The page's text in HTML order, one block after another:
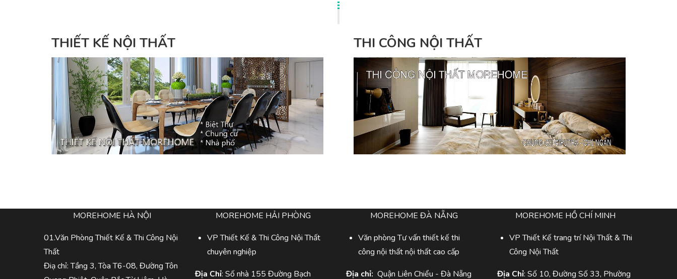
THIẾT KẾ NỘI THẤT THI CÔNG NỘI THẤT
MOREHOME HÀ NỘI
01.Văn Phòng Thiết Kế & Thi Công Nội
Thất
Điạ chỉ: Tầng 3, Tòa T6-08, Đường Tôn
MOREHOME HẢI PHÒNG
VP Thiết Kế & Thi Công Nội Thất
chuyên nghiệp
Địa Chỉ: Số nhà 155 Đường Bạch
MOREHOME ĐÀ NẴNG
Văn phòng Tư vấn thiết kế thi
công nội thất nội thất cao cấp
Địa chỉ: Quận Liên Chiểu - Đà Nẵng
MOREHOME HỒ CHÍ MINH
VP Thiết Kế trang trí Nội Thất & Thi
Công Nội Thất
Địa Chỉ: Số 10, Đường Số 33, Phường